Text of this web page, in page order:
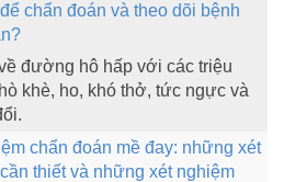
chẩn đoán và theo dõi bệnh
đường hô hấp với các triệu
khè, ho, khó thở, tức ngực và
chẩn đoán mề đay: những xét
thiết và những xét nghiệm